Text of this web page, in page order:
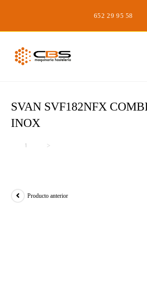
contenido
652 29 95 58
SVAN SVF182NFX
INOX
>
Producto anterior